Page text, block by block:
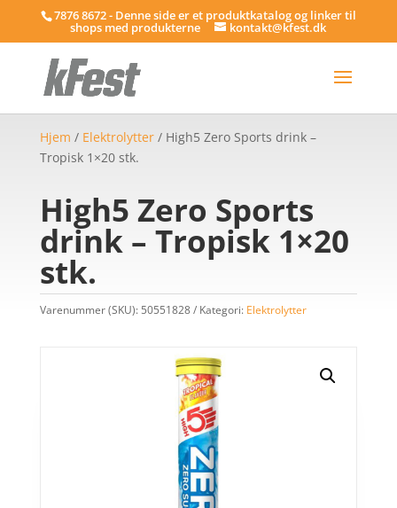
7876 8672 - Denne side er et produktkatalog og linker til
shops med produkterne kontakt@kfest.dk
Hjem / Elektrolytter/ High5 Zero Sports drink –
Tropisk 1×20 stk.
High5 Zero Sports
drink – Tropisk 1×20
stk.
Varenummer (SKU): 50551828 Kategori: Elektrolytter